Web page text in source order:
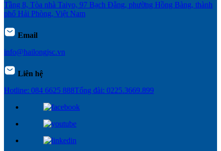
Tầng 8, Tòa nhà Taiyo, 97 Bạch Đằng, phường Hồng Bàng, thành
phố Hải Phòng, Việt Nam
Email
info@hailongjsc.vn
Liên hệ
Hotline: 084 6625 888Tổng đài: 0225.3669.899